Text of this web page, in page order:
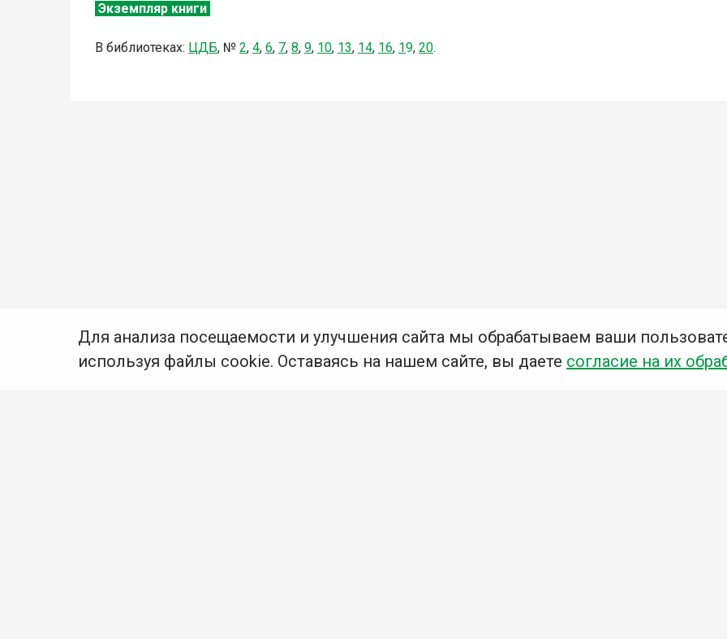
Экземпляр книги
В библиотеках: ЦДБ, № 2, 4, 6, 7, 8, 9, 10, 13, 14, 16, 19, 20.
Для анализа посещаемости и улучшения сайта мы обрабатываем ваши
используя файлы cookie. Оставаясь на нашем сайте, вы даете согласие на их